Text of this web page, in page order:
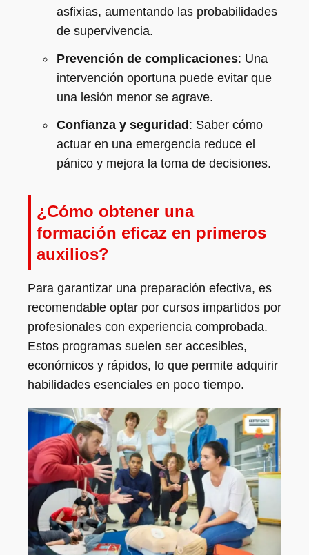
asfixias, aumentando las probabilidades
de supervivencia.
Prevención de complicaciones: Una
intervención oportuna puede evitar que
una lesión menor se agrave.
Confianza y seguridad : Saber cómo
actuar en una emergencia reduce el
pánico y mejora la toma de decisiones.
¿Cómo obtener una
formación eficaz en primeros
auxilios?
Para garantizar una preparación efectiva, es
recomendable optar por cursos impartidos por
profesionales con experiencia comprobada.
Estos programas suelen ser accesibles,
económicos y rápidos, lo que permite adquirir
habilidades esenciales en poco tiempo.